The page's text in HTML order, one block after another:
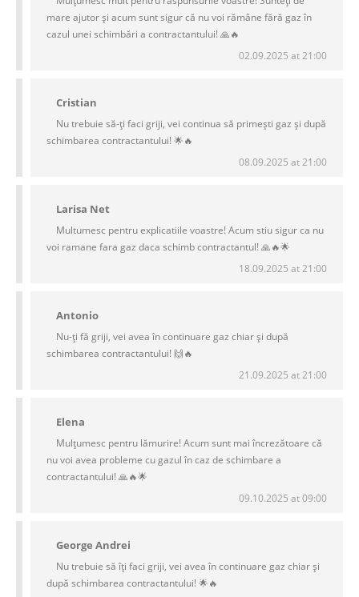
mare ajutor și acum sunt sigur că nu voi rămâne fără gaz în
cazul unei schimbări a contractantului! 🙏🔥
02.09.2025 at 21:00
Cristian
Nu trebuie să-ți faci griji, vei continua să primești gaz și după
schimbarea contractantului! 🌟🔥
08.09.2025 at 21:00
Larisa Net
Multumesc pentru explicatiile voastre! Acum stiu sigur ca nu
voi ramane fara gaz daca schimb contractantul! 🙏🔥🌟
18.09.2025 at 21:00
Antonio
Nu-ți fă griji, vei avea în continuare gaz chiar și după
schimbarea contractantului! 🙌🔥
21.09.2025 at 21:00
Elena
Mulțumesc pentru lămurire! Acum sunt mai încrezătoare că
nu voi avea probleme cu gazul în caz de schimbare a
contractantului! 🙏🔥🌟
09.10.2025 at 09:00
George Andrei
Nu trebuie să îți faci griji, vei avea în continuare gaz chiar și
după schimbarea contractantului! 🌟🔥